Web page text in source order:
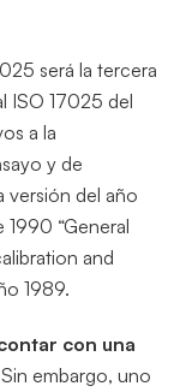
será la tercera
ISO 17025 del
a la
y de
versión del año
“General
and
1989.
con una
embargo, uno